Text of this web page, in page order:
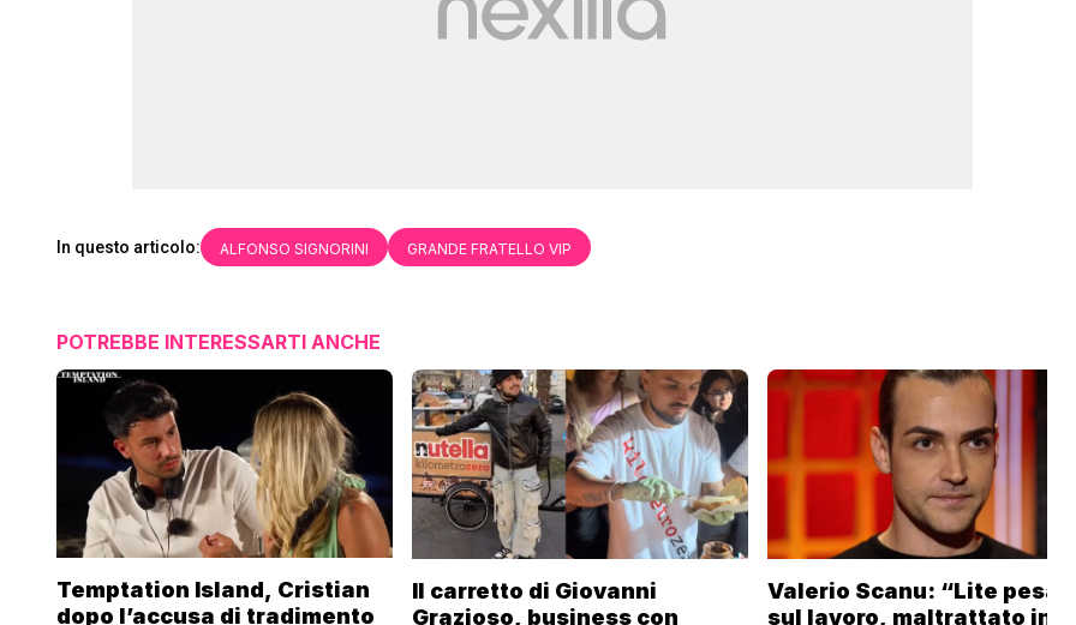
In questo articolo: ALFONSO SIGNORINI GRANDE FRATELLO VIP
POTREBBE INTERESSARTI ANCHE
Temptation Island, Cristian
dopo l’accusa di tradimento
Il carretto di Giovanni
Grazioso, business con
Valerio Scanu: “Lite
sul lavoro, maltrattato in